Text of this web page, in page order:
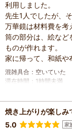
利用しました。
先生1人でしたが、
万華鏡は材料費を考
筒の部分は、絵など
ものが作れます。
家に帰って、和紙や
混雑具合 ： 空いていた
滞在時間 ： 1時間未満
子どもの年齢：7～12歳
人数： 3人～5人
投稿日
：2026年6月14日
焼き上がりが楽しみ
5.0
家